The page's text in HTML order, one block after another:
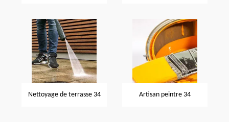
Nettoyage de terrasse 34 Artisan peintre 34